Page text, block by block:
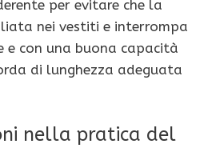
per evitare che la
nei vestiti e interrompa
e con una buona capacità
di lunghezza adeguata
nella pratica del